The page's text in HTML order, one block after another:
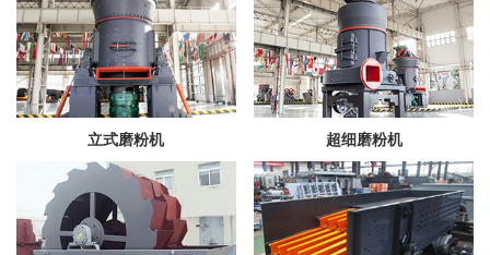
立式磨粉机 超细磨粉机